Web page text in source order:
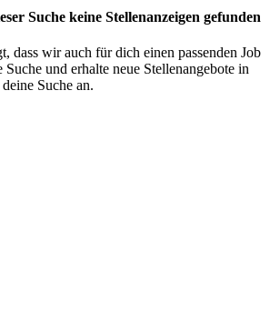
Suche keine Stellenanzeigen gefunden
dass wir auch für dich einen passenden Job
Suche und erhalte neue Stellenangebote in
Suche an.